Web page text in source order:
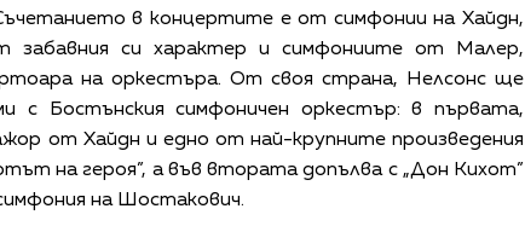
в концертите е от симфонии на Хайдн,
забавния си характер и симфониите от Малер,
на оркестъра. От своя страна, Нелсонс ще
с Бостънския симфоничен оркестър: в първата,
от Хайдн и едно от най-крупните произведения
на героя”, а във втората допълва с „Дон Кихот”
на Шостакович.